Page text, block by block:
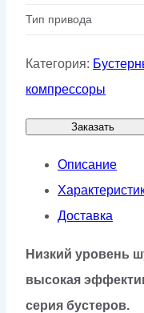
Тип привода
Категория:
компрессоры
Заказать
Описание
Доставка
Низкий уровень
высокая
серия бустеров.